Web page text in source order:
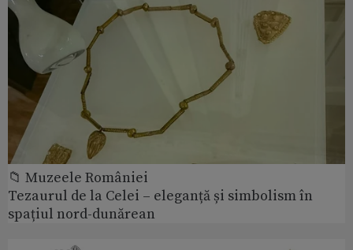
📁 Muzeele României
Tezaurul de la Celei – eleganță și simbolism în
spațiul nord-dunărean